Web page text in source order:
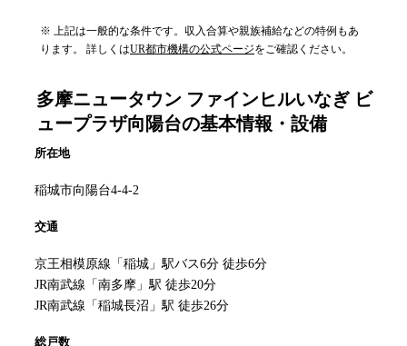
※ 上記は一般的な条件です。収入合算や親族補給などの特例もあ
ります。 詳しくはUR都市機構の公式ページをご確認ください。
多摩ニュータウン ファインヒルいなぎ ビ
ュープラザ向陽台の基本情報・設備
所在地
稲城市向陽台4-4-2
交通
京王相模原線「稲城」駅バス6分 徒歩6分
JR南武線「南多摩」駅 徒歩20分
JR南武線「稲城長沼」駅 徒歩26分
総戸数